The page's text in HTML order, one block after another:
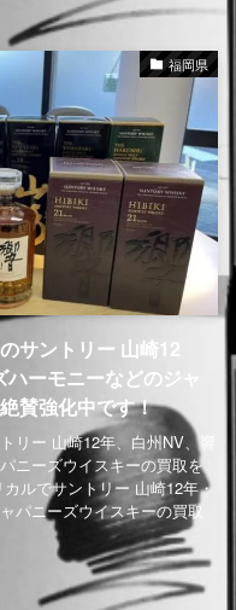
福岡県
サントリー 山崎12
ーモニーなどのジャ
賛強化中です！
リー 山崎12年、白州NV、響
ニーズウイスキーの買取を
ルでサントリー 山崎12年・
パニーズウイスキーの買取